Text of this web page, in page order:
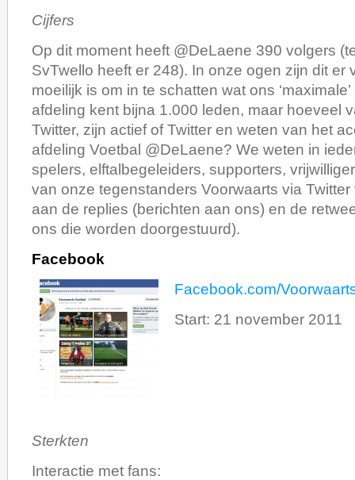
Cijfers
Op dit moment heeft @DeLaene 390 volgers
SvTwello heeft er 248). In onze ogen zijn dit er
moeilijk is om in te schatten wat ons
afdeling kent bijna 1.000 leden, maar hoeveel
Twitter, zijn actief of Twitter en weten van het
afdeling Voetbal @DeLaene? We weten in
spelers, elftalbegeleiders, supporters,
van onze tegenstanders Voorwaarts via
aan de replies (berichten aan ons) en de
ons die worden doorgestuurd).
Facebook
Facebook.com/
Start: 21 november 2011
Sterkten
Interactie met fans: